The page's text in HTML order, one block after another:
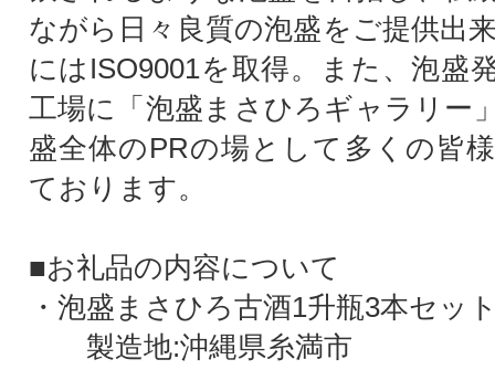
ながら日々良質の泡盛をご提供出
にはISO9001を取得。また、泡盛
工場に「泡盛まさひろギャラリー
盛全体のPRの場として多くの皆
ております。
■お礼品の内容について
・泡盛まさひろ古酒1升瓶3本セッ
製造地:沖縄県糸満市